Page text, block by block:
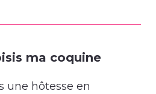
ma coquine
une hôtesse en